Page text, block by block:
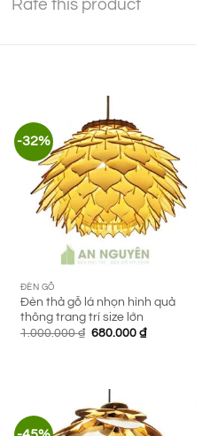
Rate this product
-32%
ĐÈN GỖ
Đèn thả gỗ lá nhọn hình quả
thông trang trí size lớn
1.000.000₫ Giá
680.000 ₫Giá